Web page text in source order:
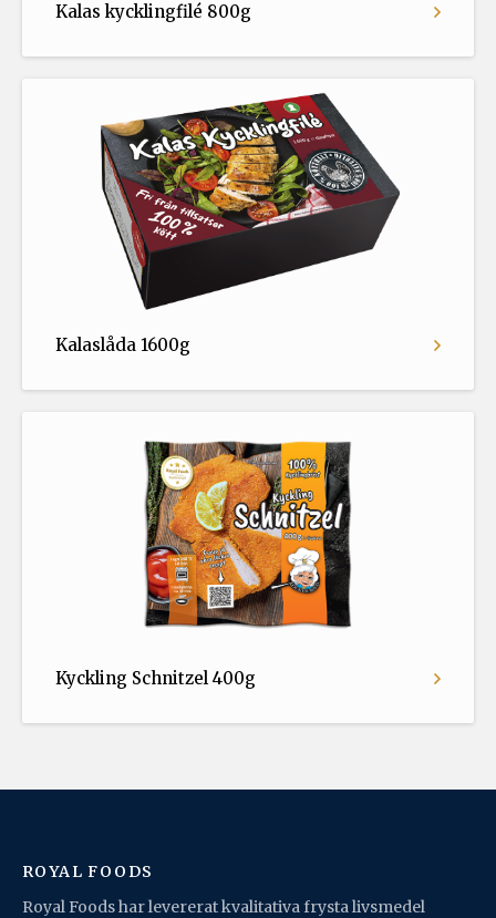
Kalas kycklingfilé 800g
Kalaslåda 1600g
Kyckling Schnitzel 400g
ROYAL FOODS
Royal Foods har levererat kvalitativa frysta livsmedel